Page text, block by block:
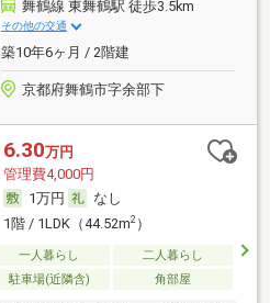
舞鶴線 東舞鶴駅 徒歩3.5km
その他の交通
築10年6ヶ月 / 2階建
京都府舞鶴市字余部下
6.30万円
管理費4,000円
1万円
なし
1階 / 1LDK（44.52m2）
一人暮らし
二人暮らし
駐車場(近隣含) 角部屋